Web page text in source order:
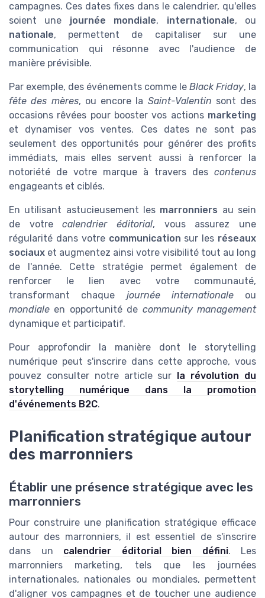
campagnes. Ces dates fixes dans le calendrier, qu'elles
soient une journée mondiale, internationale, ou
nationale, permettent de capitaliser sur une
communication qui résonne avec l'audience de
manière prévisible.
Par exemple, des événements comme le Black Friday, la
fête des mères, ou encore la Saint-Valentin sont des
occasions rêvées pour booster vos actions marketing
et dynamiser vos ventes. Ces dates ne sont pas
seulement des opportunités pour générer des profits
immédiats, mais elles servent aussi à renforcer la
notoriété de votre marque à travers des contenus
engageants et ciblés.
En utilisant astucieusement les marronniers au sein
de votrecalendrier éditorial, vous assurez une
régularité dans votre communication sur les réseaux
sociaux et augmentez ainsi votre visibilité tout au long
de l'année. Cette stratégie permet également de
renforcer le lien avec votre communauté,
transformant chaque journée internationaleou
mondiale en opportunité de community management
dynamique et participatif.
Pour approfondir la manière dont le storytelling
numérique peut s'inscrire dans cette approche, vous
pouvez consulter notre article sur
la révolution du
storytelling numérique dans la promotion
d'événements B2C.
Planification stratégique autour
des marronniers
Établir une présence stratégique avec les
marronniers
Pour construire une planification stratégique efficace
autour des marronniers, il est essentiel de s'inscrire
dans un calendrier éditorial bien défini. Les
marronniers marketing, tels que les journées
internationales, nationales ou mondiales, permettent
d'aligner vos campagnes et de toucher une audience